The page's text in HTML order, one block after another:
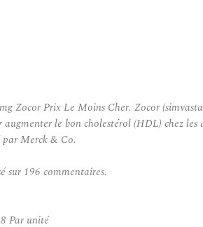
Zocor Prix Le Moins Cher. Zocor
augmenter le bon cholestérol (HDL) chez les
Merck & Co.
sur 196 commentaires.
Par unité